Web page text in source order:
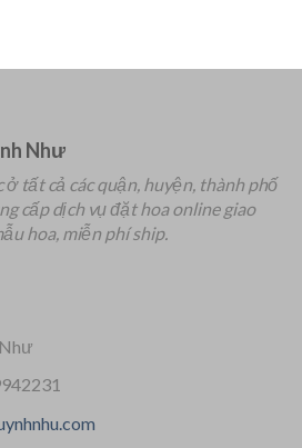
Như
ở tất cả các quận, huyện, thành phố
cấp dịch vụ đặt hoa online giao
hoa, miễn phí ship.